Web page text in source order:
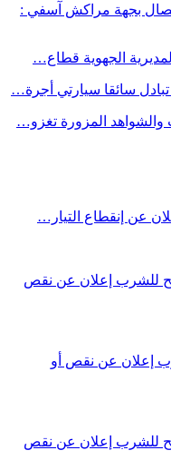
بجهة مراكش آسفي :
الجهوية قطاع…
سائقا سيارتي أجرة…
والشواهد المزورة تغزو…
عن إنقطاع التيار…
للشرب إعلان عن نقص
إعلان عن نقص أو
للشرب إعلان عن نقص